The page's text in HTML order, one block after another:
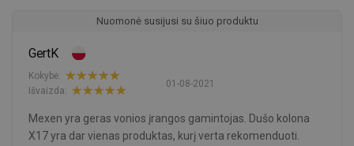
Nuomonė susijusi su šiuo produktu
GertK
01-08-2021
Kokybė:
Išvaizda:
Mexen yra geras vonios įrangos gamintojas. Dušo kolona
X17 yra dar vienas produktas, kurį verta rekomenduoti.